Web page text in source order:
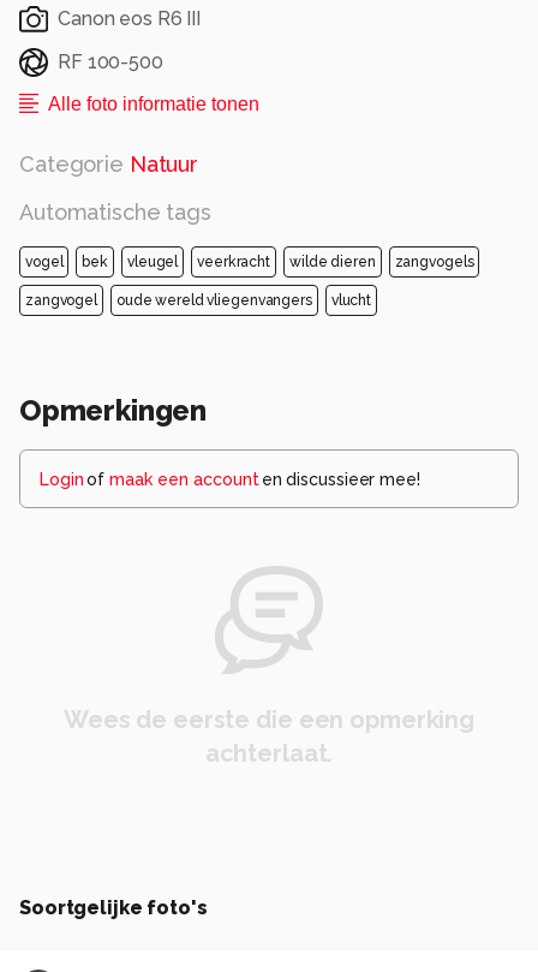
Canon eos R6 III
RF 100-500
Alle foto informatie tonen
Categorie Natuur
Automatische tags
vogel bek vleugel veerkracht wilde dieren zangvogels
zangvogel oude wereld vliegenvangers vlucht
Opmerkingen
Loginof maak een account en discussieer mee!
Wees de eerste die een opmerking
achterlaat.
Soortgelijke foto's